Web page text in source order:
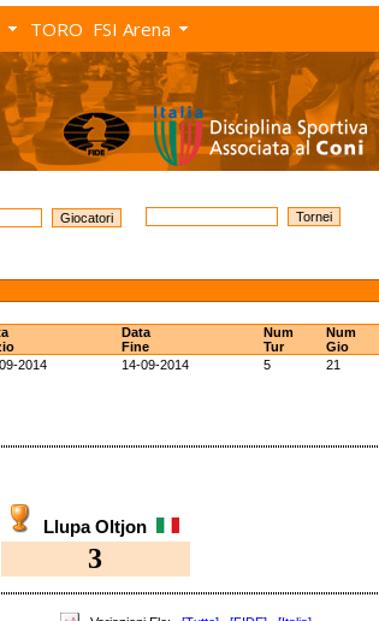
TORO FSI Arena
Data
Fine
Num
Tur
Num
Gio
2014 14-09-2014 5 21
Llupa Oltjon
3